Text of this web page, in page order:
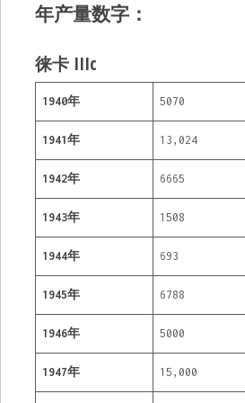
年产量数字：
徕卡 IIIc
1940年 5070
1941年 13,024
1942年 6665
1943年 1508
1944年 693
1945年 6788
1946年 5000
1947年 15,000